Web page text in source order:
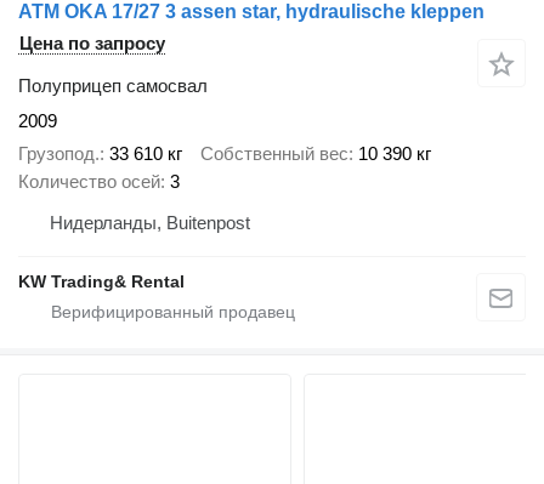
ATM OKA 17/27 3 assen star, hydraulische kleppen
Цена по запросу
Полуприцеп самосвал
2009
Грузопод. 33 610 кг Собственный вес 10 390 кг
Количество осей 3
Нидерланды, Buitenpost
KW Trading& Rental